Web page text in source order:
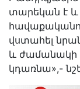
տարեկան է և
վստահել
և ժամանակի
կդառնա»,-